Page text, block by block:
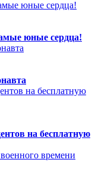
юные сердца!
на бесплатную